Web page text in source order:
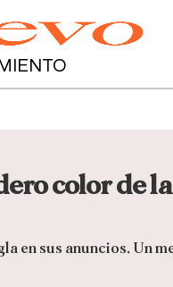
color de
en sus anuncios. Un